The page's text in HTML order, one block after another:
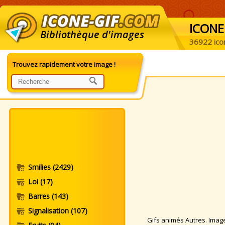
Bibliothèque d'images ICONE
36922
Trouvez rapidement votre image !
Smilies (2429)
Loi (17)
Barres (143)
Signalisation (107)
Gifs animés Autres.